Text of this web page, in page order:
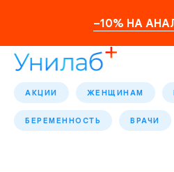
–10% НА
АКЦИИ ЖЕНЩИНАМ
БЕРЕМЕННОСТЬ ВРАЧИ